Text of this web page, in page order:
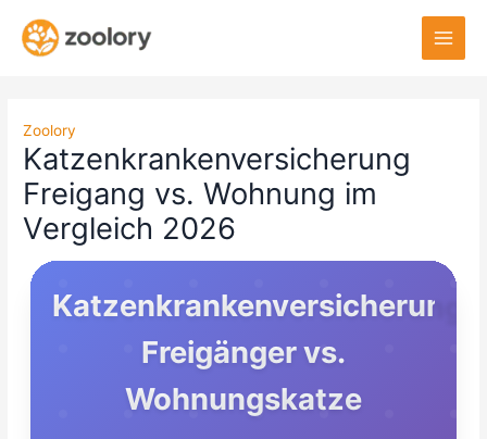
Inhalt
springen
Zoolory
Katzenkrankenversicherung
Freigang vs. Wohnung im
Vergleich 2026
Katzenkrankenversicherung:
Freigänger vs.
Wohnungskatze